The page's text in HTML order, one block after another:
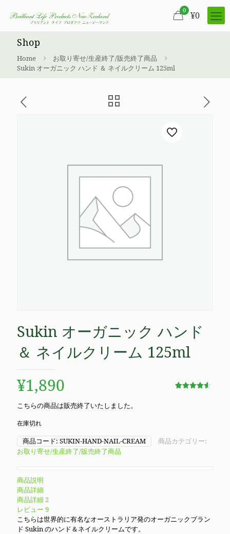
0 ¥0
Shop
Home
お取り寄せ/生産終了/販売終了商品
Sukin オーガニック ハンド ＆ ネイルクリーム 125ml
Sukin オーガニック ハンド
＆ ネイルクリーム 125ml
¥1,890
こちらの商品は販売終了いたしました。
在庫切れ
商品コード: SUKIN-HAND-NAIL-CREAM
商品カテゴリー:
お取り寄せ/生産終了/販売終了商品
商品説明
商品詳細
商品詳細 2
レビュー 9
こちらは世界的に有名なオーストラリア発のオーガニックブラン
ド Sukin のハンド＆ネイルクリームです。